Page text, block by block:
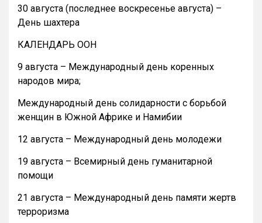
30 августа (последнее воскресенье августа) –
День шахтера
КАЛЕНДАРЬ ООН
9 августа – Международный день коренных
народов мира;
Международный день солидарности с борьбой
женщин в Южной Африке и Намибии
12 августа – Международный день молодежи
19 августа – Всемирный день гуманитарной
помощи
21 августа – Международный день памяти жертв
терроризма